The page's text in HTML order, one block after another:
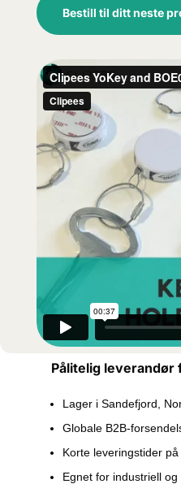
Bestill til ditt neste
Pålitelig
Lager i Sandefjord,
Globale B2B-
Korte leveringstider
Egnet for industriell